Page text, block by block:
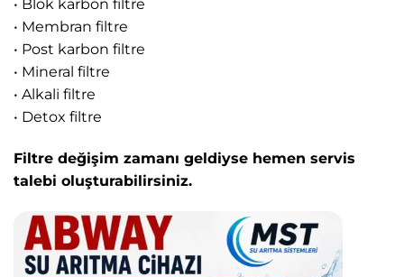
• Blok karbon filtre
• Membran filtre
• Post karbon filtre
• Mineral filtre
• Alkali filtre
• Detox filtre
Filtre değişim zamanı geldiyse hemen servis
talebi oluşturabilirsiniz.